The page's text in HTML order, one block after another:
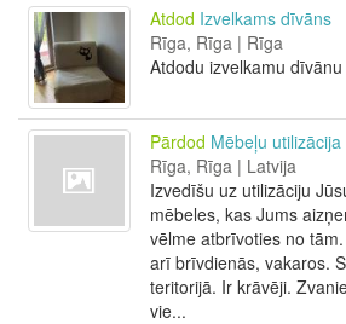
Atdod Izvelkams dīvāns
Rīga, Rīga | Rīga
Atdodu izvelkamu dīvānu
Pārdod Mēbeļu utilizācija
Rīga, Rīga | Latvija
Izvedīšu uz utilizāciju
mēbeles, kas Jums
vēlme atbrīvoties no
arī brīvdienās, vakaros.
teritorijā. Ir krāvēji.
vie...